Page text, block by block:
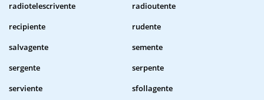
radiotelescrivente
radioutente
recipiente
rudente
salvagente
semente
sergente
serpente
serviente
sfollagente